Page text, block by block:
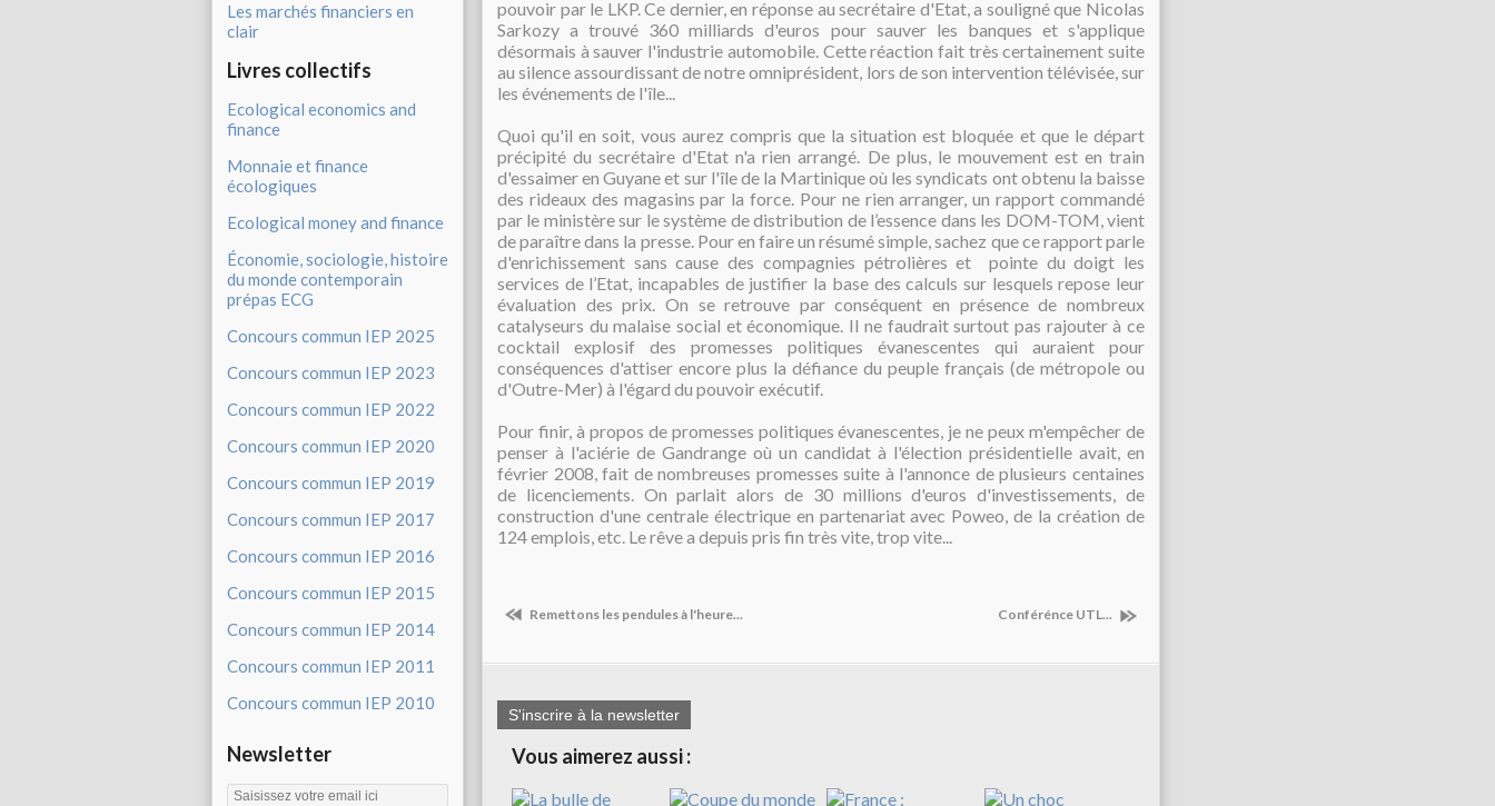
Les marchés financiers en
clair
Livres collectifs
Ecological economics and
finance
Monnaie et finance
écologiques
Ecological money and finance
Économie, sociologie, histoire
du monde contemporain
prépas ECG
Concours commun IEP 2025
Concours commun IEP 2023
Concours commun IEP 2022
Concours commun IEP 2020
Concours commun IEP 2019
Concours commun IEP 2017
Concours commun IEP 2016
Concours commun IEP 2015
Concours commun IEP 2014
Concours commun IEP 2011
Concours commun IEP 2010
Newsletter
pouvoir par le LKP. Ce dernier, en réponse au secrétaire d'Etat, a souligné que Nicolas
Sarkozy a trouvé 360 milliards d'euros pour sauver les banques et s'applique
désormais à sauver l'industrie automobile. Cette réaction fait très certainement suite
au silence assourdissant de notre omniprésident, lors de son intervention télévisée, sur
les événements de l'île...
Quoi qu'il en soit, vous aurez compris que la situation est bloquée et que le départ
précipité du secrétaire d'Etat n'a rien arrangé. De plus, le mouvement est en train
d'essaimer en Guyane et sur l'île de la Martinique où les syndicats ont obtenu la baisse
des rideaux des magasins par la force. Pour ne rien arranger, un rapport commandé
par le ministère sur le système de distribution de l’essence dans les DOM-TOM, vient
de paraître dans la presse. Pour en faire un résumé simple, sachez que ce rapport parle
d'enrichissement sans cause des compagnies pétrolières et pointe du doigt les
services de l’Etat, incapables de justifier la base des calculs sur lesquels repose leur
évaluation des prix. On se retrouve par conséquent en présence de nombreux
catalyseurs du malaise social et économique. Il ne faudrait surtout pas rajouter à ce
cocktail explosif des promesses politiques évanescentes qui auraient pour
conséquences d'attiser encore plus la défiance du peuple français (de métropole ou
d'Outre-Mer) à l'égard du pouvoir exécutif.
Pour finir, à propos de promesses politiques évanescentes, je ne peux m'empêcher de
penser à l'aciérie de Gandrange où un candidat à l'élection présidentielle avait, en
février 2008, fait de nombreuses promesses suite à l'annonce de plusieurs centaines
de licenciements. On parlait alors de 30 millions d'euros d'investissements, de
construction d'une centrale électrique en partenariat avec Poweo, de la création de
124 emplois, etc. Le rêve a depuis pris fin très vite, trop vite...
Remettons les pendules à l'heure... Conférénce UTL...
S'inscrire à la newsletter
Vous aimerez aussi :